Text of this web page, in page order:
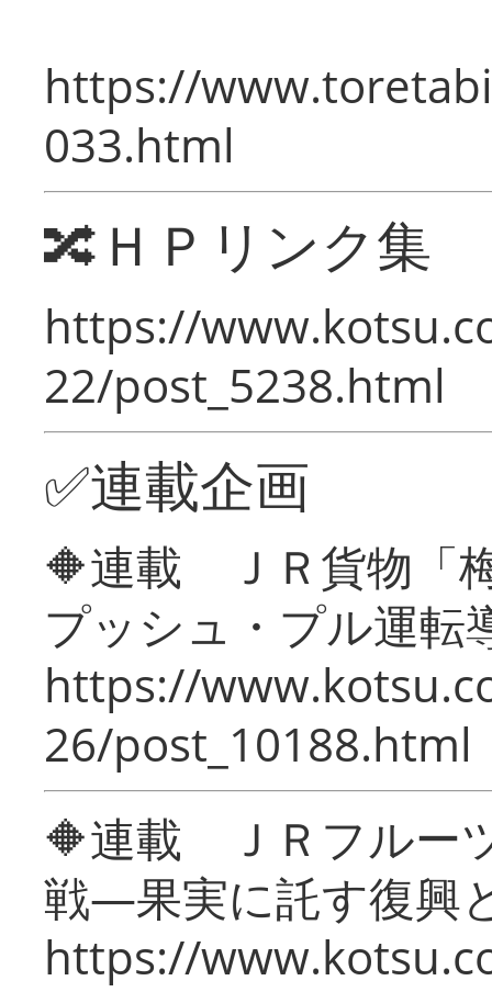
https://
033.html
🔀ＨＰリンク集
https://
22/post_5238.html
✅連載企画
🔶連載 ＪＲ貨物「
プッシュ・プル運転
https://
26/post_10188.html
🔶連載 ＪＲフルー
戦―果実に託す復興
https://